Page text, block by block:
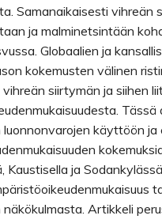
Samanaikaisesti vihreän
ja malminetsintään
Globaalien ja
kokemusten välinen
siirtymän ja siihen
luonnonvarojen käyttöön
Kaustisella ja
näkökulmasta. Artikkeli